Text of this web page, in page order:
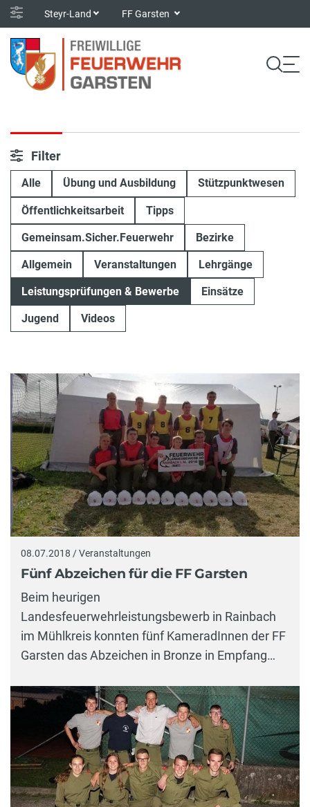
Steyr-Land FF Garsten
Filter
Alle Übung und Ausbildung Stützpunktwesen
Öffentlichkeitsarbeit Tipps
Gemeinsam.Sicher.Feuerwehr Bezirke
Allgemein Veranstaltungen Lehrgänge
Leistungsprüfungen & Bewerbe Einsätze
Jugend Videos
08.07.2018 / Veranstaltungen
Fünf Abzeichen für die FF Garsten
Beim heurigen
Landesfeuerwehrleistungsbewerb in Rainbach
im Mühlkreis konnten fünf KameradInnen der FF
Garsten das Abzeichen in Bronze in Empfang…